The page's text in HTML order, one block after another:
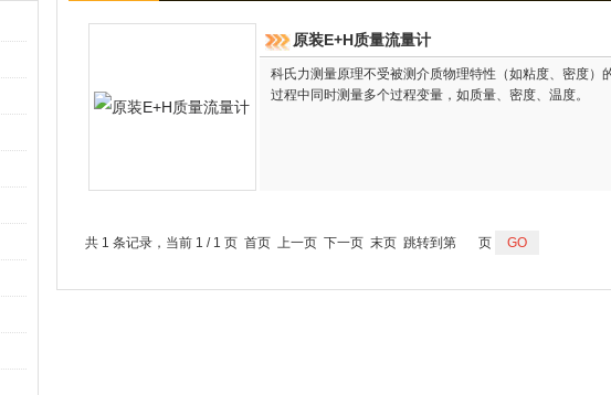
原装E+H质量流量计
科氏力测量原理不受被测介质物理特性（如粘度、密度）
过程中同时测量多个过程变量，如质量、密度、温度。
共 1 条记录，当前 1 / 1 页 首页 上一页 下一页 末页 跳转到第 页